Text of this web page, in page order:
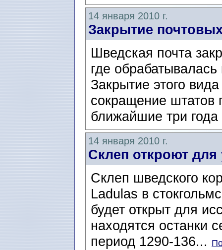
14 января 2010 г.
Закрытие
Шведская почта
где
Закрытие этого
сокращение штатов
ближайшие три
14 января 2010 г.
Склеп откроют для
Склеп шведского
Ladulas в
будет открыт для
находятся останки
период 1290-136...